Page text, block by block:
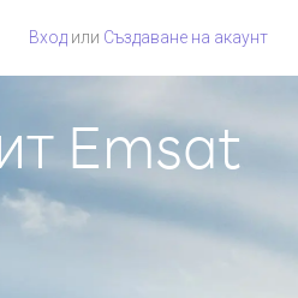
Вход или Създаване на акаунт
Emsat